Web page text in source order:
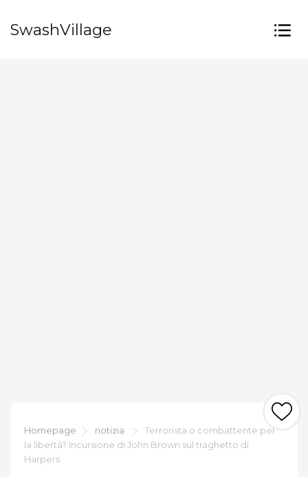
SwashVillage
Homepage notizia
Terrorista o combattente per
la libertà? Incursione di John Brown sul traghetto di
Harpers